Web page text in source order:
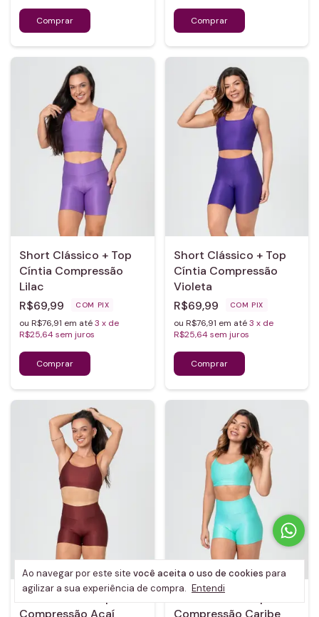
Ao navegar por este site você aceita o uso de cookies para
agilizar a sua experiência de compra. Entendi
Short Clássico + Top
Cíntia Compressão
Lilac
R$69,99
COM PIX
ou R$76,91 em até3 x de
R$25,64sem juros
Short Clássico + Top
Cíntia Compressão
Violeta
R$69,99
COM PIX
ou R$76,91 em até3 x de
R$25,64 sem juros
Short Case + Top Ellen
Compressão Açaí
Short Case + Top Ellen
Compressão Caribe